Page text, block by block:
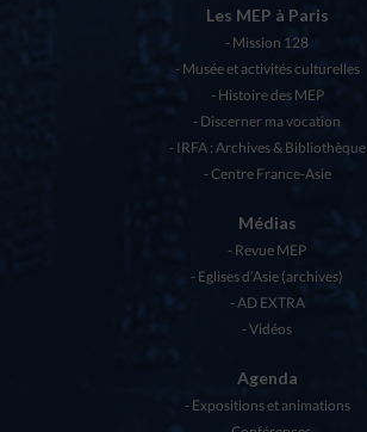
Les MEP à Paris
Mission 128
Musée et activités culturelles
Histoire des MEP
Discerner ma vocation
IRFA : Archives & Bibliothèque
Centre France-Asie
Médias
Revue MEP
Eglises d’Asie (archives)
AD EXTRA
Vidéos
Agenda
Expositions et animations